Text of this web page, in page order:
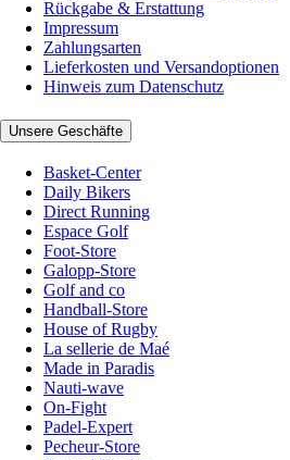
Rückgabe & Erstattung
Impressum
Zahlungsarten
Lieferkosten und Versandoptionen
Hinweis zum Datenschutz
Unsere Geschäfte
Basket-Center
Daily Bikers
Direct Running
Espace Golf
Foot-Store
Galopp-Store
Golf and co
Handball-Store
House of Rugby
La sellerie de Maé
Made in Paradis
Nauti-wave
On-Fight
Padel-Expert
Pecheur-Store